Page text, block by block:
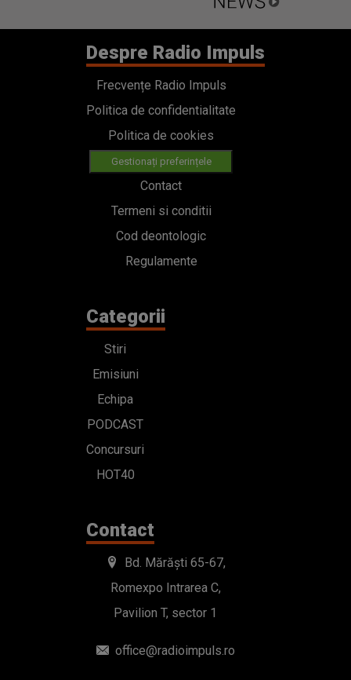
Despre Radio Impuls
Frecvențe Radio Impuls
Politica de confidentialitate
Politica de cookies
Gestionați preferințele
Contact
Termeni si conditii
Cod deontologic
Regulamente
Categorii
Stiri
Emisiuni
Echipa
PODCAST
Concursuri
HOT40
Contact
Bd. Mărăști 65-67,
Romexpo Intrarea C,
Pavilion T, sector 1
office@radioimpuls.ro